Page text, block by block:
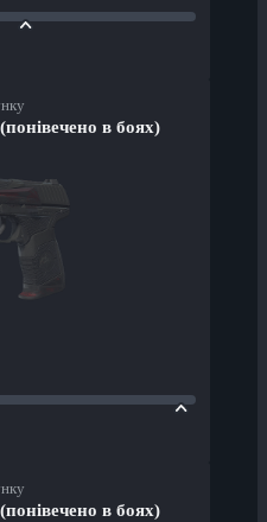
в боях)
в боях)